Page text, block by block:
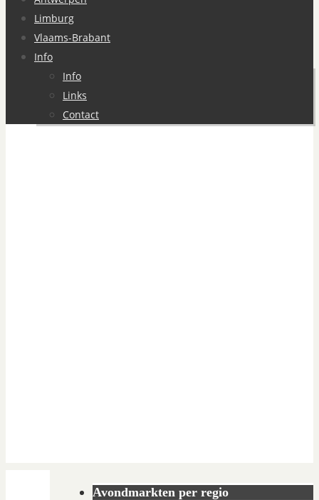
Limburg
Vlaams-Brabant
Info
Info
Links
Contact
Avondmarkten per regio